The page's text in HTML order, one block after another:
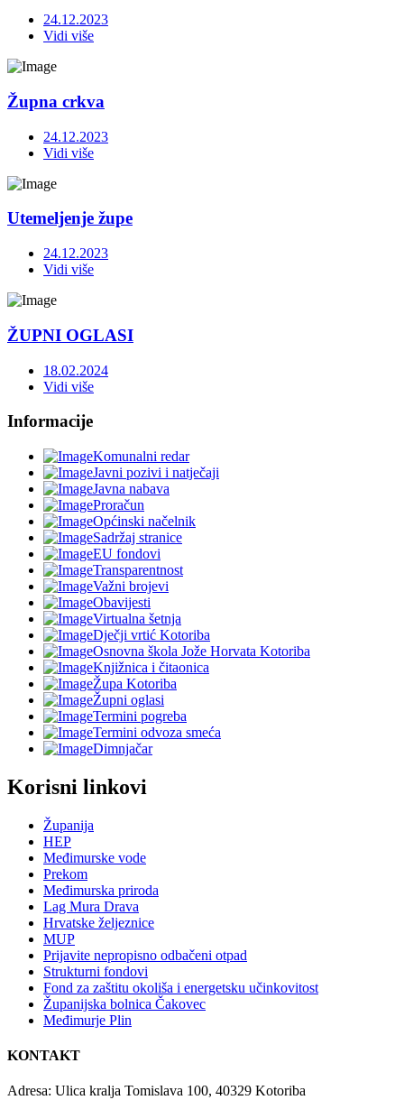
24.12.2023
Vidi više
Župna crkva
24.12.2023
Vidi više
Utemeljenje župe
24.12.2023
Vidi više
ŽUPNI OGLASI
18.02.2024
Vidi više
Informacije
Komunalni redar
Javni pozivi i natječaji
Javna nabava
Proračun
Općinski načelnik
Sadržaj stranice
EU fondovi
Transparentnost
Važni brojevi
Obavijesti
Virtualna šetnja
Dječji vrtić Kotoriba
Osnovna škola Jože Horvata Kotoriba
Knjižnica i čitaonica
Župa Kotoriba
Župni oglasi
Termini pogreba
Termini odvoza smeća
Dimnjačar
Korisni linkovi
Županija
HEP
Međimurske vode
Prekom
Međimurska priroda
Lag Mura Drava
Hrvatske željeznice
MUP
Prijavite nepropisno odbačeni otpad
Strukturni fondovi
Fond za zaštitu okoliša i energetsku učinkovitost
Županijska bolnica Čakovec
Međimurje Plin
KONTAKT
Adresa: Ulica kralja Tomislava 100, 40329 Kotoriba